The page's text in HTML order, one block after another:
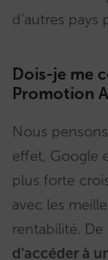
d’autres
Dois-je me
Promotion
Nous
effet, Google
plus forte
avec les
rentabilité. De
d’accéder à